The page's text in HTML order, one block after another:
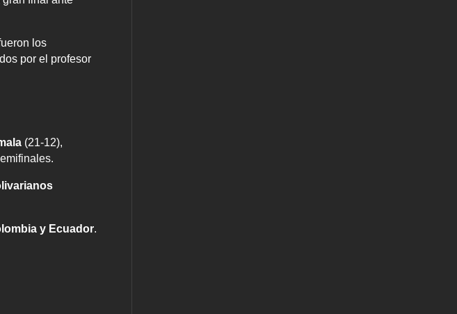
los
por el profesor
(21-12),
y Ecuador.